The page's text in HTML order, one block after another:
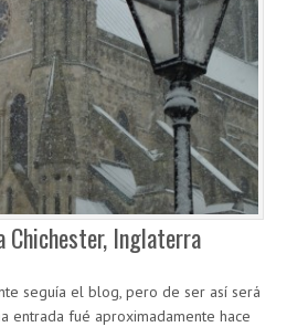
Chichester, Inglaterra
seguía el blog, pero de ser así será
entrada fué aproximadamente hace